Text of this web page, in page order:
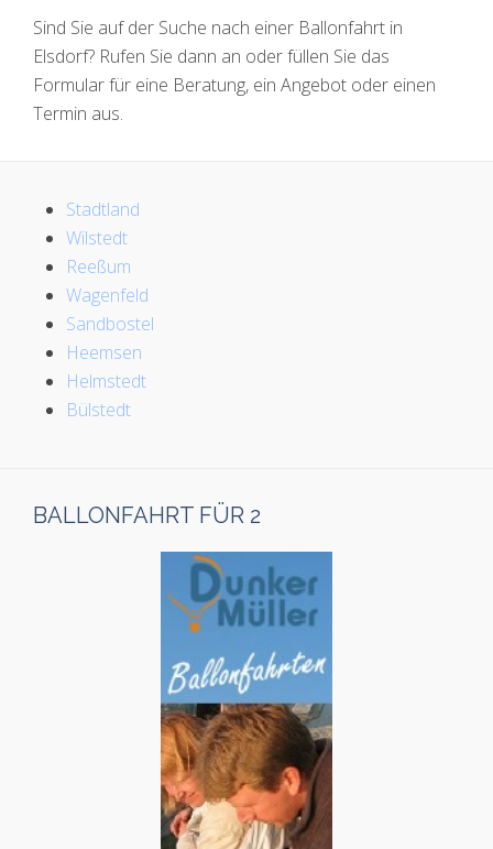
Sind Sie auf der Suche nach einer Ballonfahrt in
Elsdorf? Rufen Sie dann an oder füllen Sie das
Formular für eine Beratung, ein Angebot oder einen
Termin aus.
Stadtland
Wilstedt
Reeßum
Wagenfeld
Sandbostel
Heemsen
Helmstedt
Bülstedt
BALLONFAHRT FÜR 2